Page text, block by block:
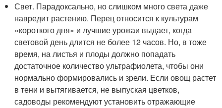
Свет. Парадоксально, но слишком много света даже
навредит растению. Перец относится к культурам
«короткого дня» и лучшие урожаи выдает, когда
световой день длится не более 12 часов. Но, в тоже
время, на листья и плоды должно попадать
достаточное количество ультрафиолета, чтобы они
нормально формировались и зрели. Если овощ растет
в тени и вытягивается, не выпуская цветков,
садоводы рекомендуют установить отражающие